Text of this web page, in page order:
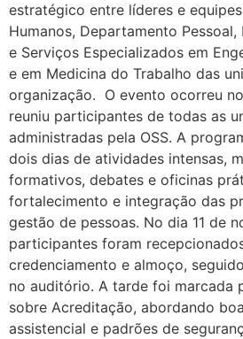
estratégico entre líderes e
Humanos, Departamento
e Serviços Especializados em
e em Medicina do Trabalho das
organização. O evento ocorreu no
reuniu participantes de todas as
administradas pela OSS. A
dois dias de atividades intensas,
formativos, debates e oficinas
fortalecimento e integração das
gestão de pessoas. No dia 11 de
participantes foram
credenciamento e almoço,
no auditório. A tarde foi marcada
sobre Acreditação, abordando
assistencial e padrões de